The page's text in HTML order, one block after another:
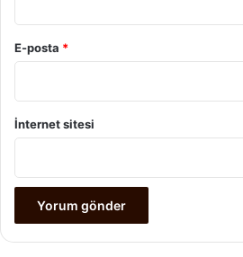
E-posta *
İnternet sitesi